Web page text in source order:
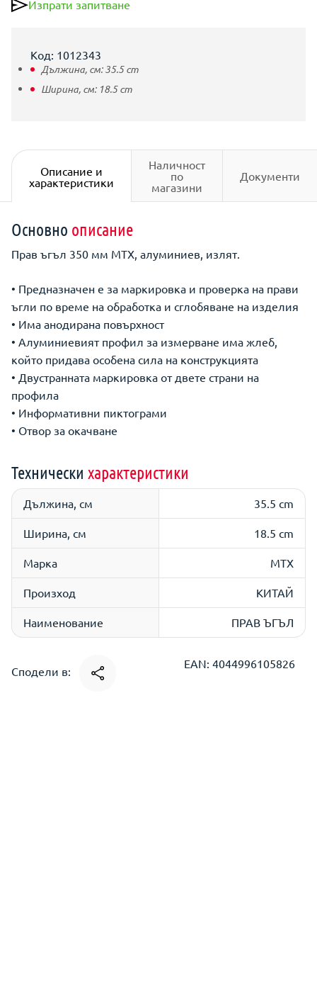
Изпрати запитване
Код: 1012343
Дължина, см:35.5cm
Ширина, см: 18.5cm
Описание и
характеристики
Наличност
по
магазини
Документи
Основно описание
Прав ъгъл 350 мм MTX, алуминиев, излят.
• Предназначен е за маркировка и проверка на прави
ъгли по време на обработка и сглобяване на изделия
• Има анодирана повърхност
• Алуминиевият профил за измерване има жлеб,
който придава особена сила на конструкцията
• Двустранната маркировка от двете страни на
профила
• Информативни пиктограми
• Отвор за окачване
Технически характеристики
Дължина, см 35.5 cm
Ширина, см 18.5 cm
Марка МТХ
Произход КИТАЙ
Наименование ПРАВ ЪГЪЛ
Сподели в:
EAN: 4044996105826